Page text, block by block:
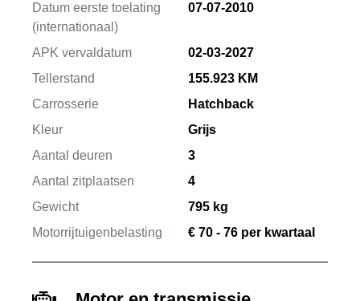
Datum eerste toelating
(internationaal)
07-07-2010
APK vervaldatum
02-03-2027
Tellerstand
155.923 KM
Carrosserie
Hatchback
Kleur
Grijs
Aantal deuren
3
Aantal zitplaatsen
4
Gewicht
795 kg
Motorrijtuigenbelasting
€ 70 - 76 per kwartaal